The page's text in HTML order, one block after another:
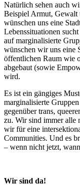
Natürlich sehen auch
Beispiel Armut, Gewalt
wünschen uns eine
Lebenssituationen
auf marginalisierte
wünschen wir uns eine
öffentlichen Raum wie
abgebaut (sowie
wird.
Es ist ein gängiges
marginalisierte
gegenüber trans,
zu. Wir sind immer alle
wir für eine
Communities. Und es
– wenn nicht jetzt,
Wir sind da!